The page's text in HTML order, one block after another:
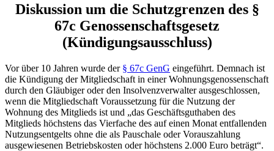
Diskussion um die Schutzgrenzen des §
67c Genossenschaftsgesetz
(Kündigungsausschluss)
Vor über 10 Jahren wurde der § 67c GenG eingeführt. Demnach ist
die Kündigung der Mitgliedschaft in einer Wohnungsgenossenschaft
durch den Gläubiger oder den Insolvenzverwalter ausgeschlossen,
wenn die Mitgliedschaft Voraussetzung für die Nutzung der
Wohnung des Mitglieds ist und „das Geschäftsguthaben des
Mitglieds höchstens das Vierfache des auf einen Monat entfallenden
Nutzungsentgelts ohne die als Pauschale oder Vorauszahlung
ausgewiesenen Betriebskosten oder höchstens 2.000 Euro beträgt“.